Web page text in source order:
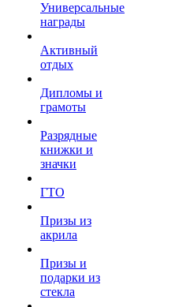
Универсальные
награды
Активный
отдых
Дипломы и
грамоты
Разрядные
книжки и
значки
ГТО
Призы из
акрила
Призы и
подарки из
стекла